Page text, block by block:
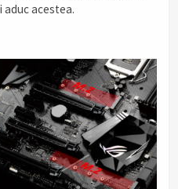
aduc acestea.